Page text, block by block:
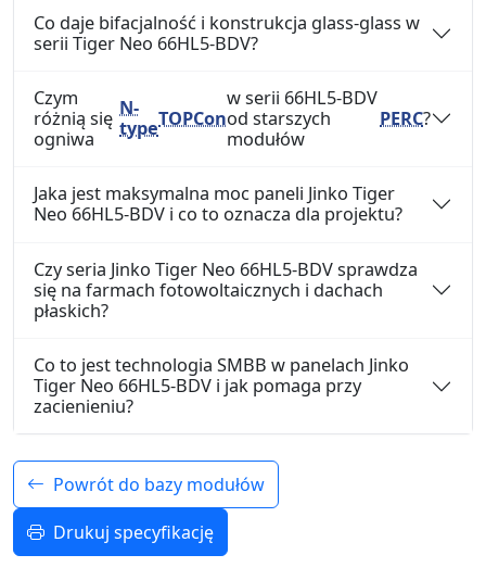
Co daje bifacjalność i konstrukcja glass-glass w
serii Tiger Neo 66HL5-BDV?
Czym
różnią się
ogniwa
N-
typeTOPCon
w serii 66HL5-BDV
od starszych
modułów
PERC?
Jaka jest maksymalna moc paneli Jinko Tiger
Neo 66HL5-BDV i co to oznacza dla projektu?
Czy seria Jinko Tiger Neo 66HL5-BDV sprawdza
się na farmach fotowoltaicznych i dachach
płaskich?
Co to jest technologia SMBB w panelach Jinko
Tiger Neo 66HL5-BDV i jak pomaga przy
zacienieniu?
Powrót do bazy modułów
Drukuj specyfikację